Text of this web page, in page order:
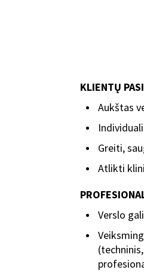
KLIENTŲ
Aukštas
Greiti,
Atlikti
Verslo